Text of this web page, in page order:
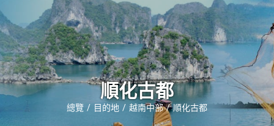
安
國
際
旅
行
社
順化古都
總覽 目的地 越南中部 順化古都